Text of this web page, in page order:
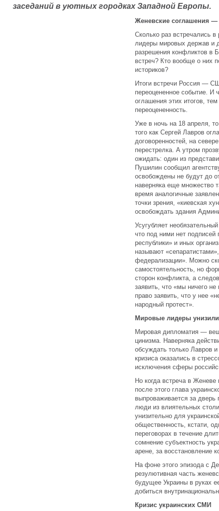
заседаний в уютных городках Западной Европы.
Женевские соглашения —
Сколько раз встречались
лидеры мировых держав и
разрешения конфликтов в
встреч? Кто вообще о них
историков?
Итоги встречи Россия —
переоцененное событие. И
оглашения этих итогов,
переоцененность.
Уже в ночь на 18 апреля,
того как Сергей Лавров
договоренностей, на
перестрелка. А утром
ожидать: один из
Пушилин сообщил
освобождены не будут до
наверняка еще множество
время аналогичные
точки зрения, «киевская
освобождать здания
Усугубляет
что под ними нет подписей
республики» и иных
называют
федерализации». Можно
самостоятельность, но
сторон конфликта, а
заявить, что «мы ничего
право заявить, что у нее
народный протест».
Мировые лидеры
Мировая дипломатия —
цинизма. Наверняка
обсуждать только Лавров
кризиса оказались в
исключения сферы
Но когда встреча в Женеве
после этого глава
выпроваживается за дверь
люди из влиятельных
унизительно для
общественность, кстати,
переговорах в течение
сомнение субъектность
арене, за восстановление
На фоне этого эпизода с
резулютивная часть
будущее Украины в руках
добиться
Кризис украинских СМИ